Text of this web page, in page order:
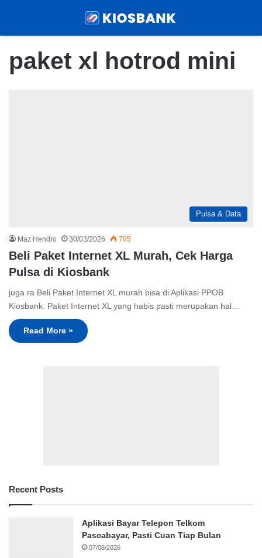
paket xl hotrod mini
Pulsa & Data
Maz Hendro 30/03/2026 785
Beli Paket Internet XL Murah, Cek Harga
Pulsa di Kiosbank
juga ra Beli Paket Internet XL murah bisa di Aplikasi PPOB
Kiosbank. Paket Internet XL yang habis pasti merupakan hal…
Read More »
Recent Posts
Aplikasi Bayar Telepon Telkom
Pascabayar, Pasti Cuan Tiap Bulan
07/08/2026